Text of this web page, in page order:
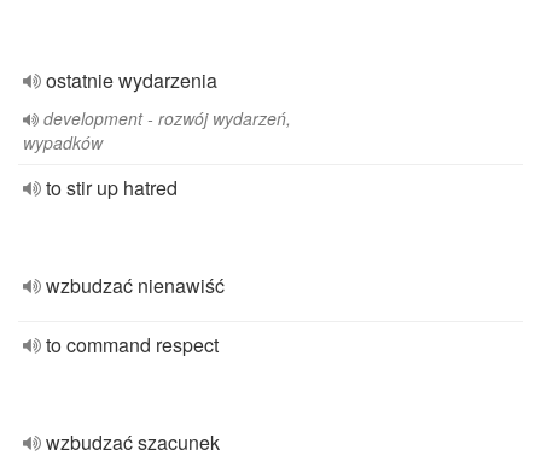
ostatnie wydarzenia
development - rozwój wydarzeń,
wypadków
to stir up hatred
wzbudzać nienawiść
to command respect
wzbudzać szacunek